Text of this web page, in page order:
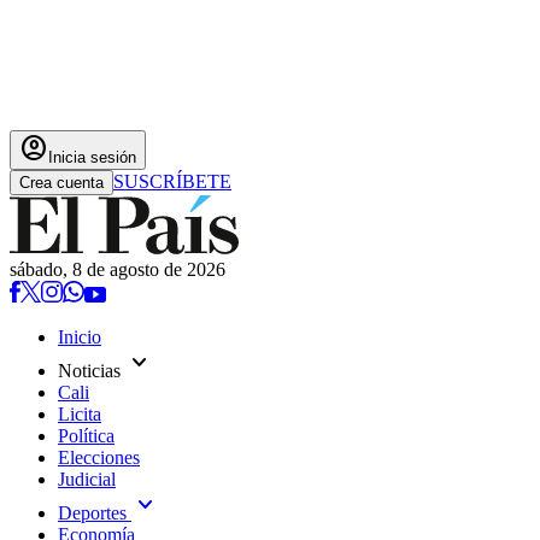
account_circle Inicia sesión
Crea cuenta SUSCRÍBETE
sábado, 8 de agosto de 2026
Inicio
Noticias expand_more
Cali
Licita
Política
Elecciones
Judicial
Deportes expand_more
Economía